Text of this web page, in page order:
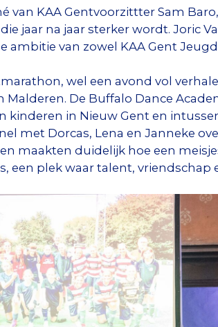
van KAA Gentvoorzittter Sam
jaar na jaar sterker wordt. Joric
ambitie van zowel KAA Gent
wel een avond vol
Malderen. De Buffalo Dance
kinderen in Nieuw Gent en
met Dorcas, Lena en Janneke
maakten duidelijk hoe een
een plek waar talent,